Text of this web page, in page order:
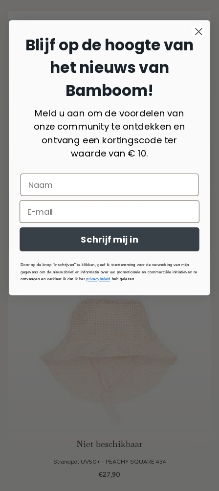
Niet beschikbaar
Strandpet UV50+ - OCEAN SQUARE 437
Niet beschikbaar
Strandpet UV50+ - PEACHY SQUARE 434
€27,90
Blijf op de hoogte van
het nieuws van
Bamboom!
Meld u aan om de voordelen van
onze community te ontdekken en
ontvang een kortingscode ter
waarde van € 10.
Schrijf mij in
Door op de knop "Inschrijven" te klikken, geef ik toestemming voor de verwerking van mijn
gegevens om de nieuwsbrief en informatie over uw promotionele en commerciële initiatieven te
ontvangen en verklaar ik dat ik hetprivacybeleid heb gelezen.